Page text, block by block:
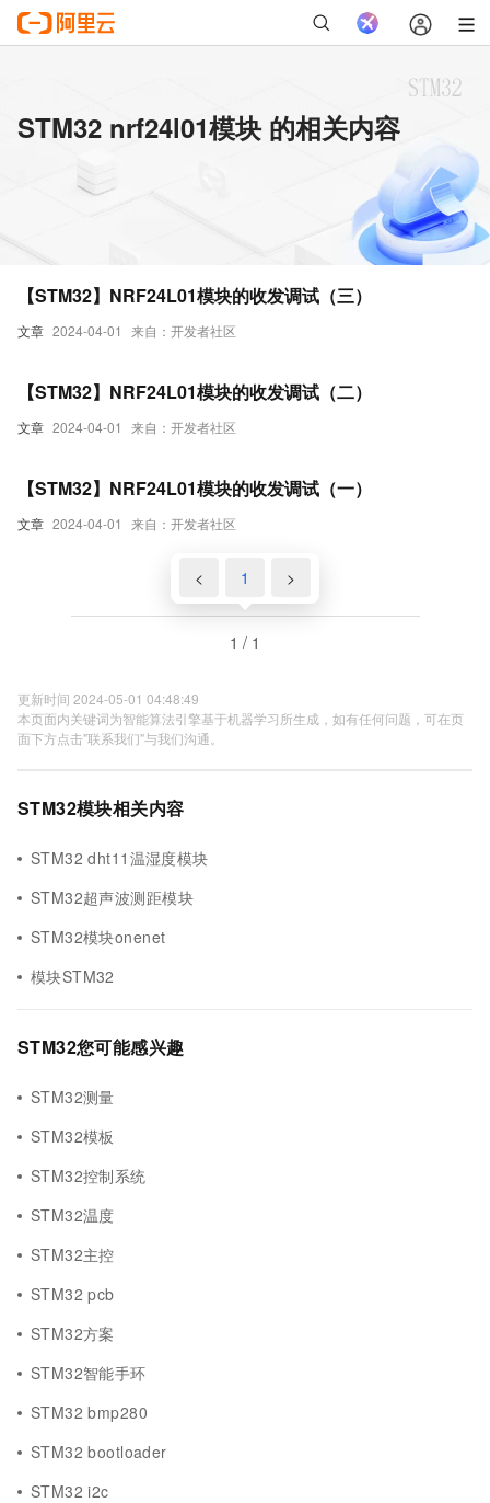
STM32 nrf24l01模块 的相关内容
文章 2024-04-01 来自：开发者社区
【STM32】NRF24L01模块的收发调试（三）
文章 2024-04-01 来自：开发者社区
【STM32】NRF24L01模块的收发调试（二）
文章 2024-04-01 来自：开发者社区
【STM32】NRF24L01模块的收发调试（一）
< 1 >
1 / 1
更新时间 2024-05-01 04:48:49
本页面内关键词为智能算法引擎基于机器学习所生成，如有任何问题，可在页
面下方点击"联系我们"与我们沟通。
STM32模块相关内容
STM32 dht11温湿度模块
STM32超声波测距模块
STM32模块onenet
模块STM32
STM32您可能感兴趣
STM32测量
STM32模板
STM32控制系统
STM32温度
STM32主控
STM32 pcb
STM32方案
STM32智能手环
STM32 bmp280
STM32 bootloader
STM32 i2c